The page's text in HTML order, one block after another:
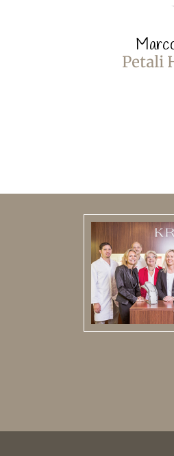
Petali